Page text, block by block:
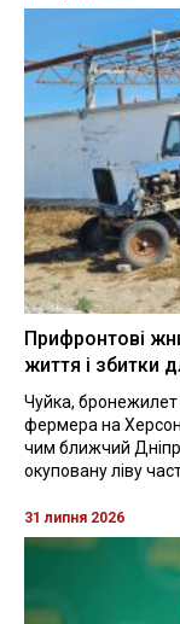
Прифронтові
життя і збитки
Чуйка, бронежилет
фермера на
чим ближчий
окуповану ліву
31 липня 2026